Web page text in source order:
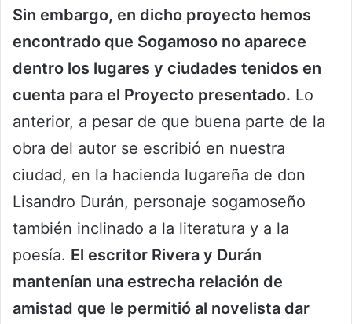
Sin embargo, en dicho proyecto hemos
encontrado que Sogamoso no aparece
dentro los lugares y ciudades tenidos en
cuenta para el Proyecto presentado. Lo
anterior, a pesar de que buena parte de la
obra del autor se escribió en nuestra
ciudad, en la hacienda lugareña de don
Lisandro Durán, personaje sogamoseño
también inclinado a la literatura y a la
poesía. El escritor Rivera y Durán
mantenían una estrecha relación de
amistad que le permitió al novelista dar